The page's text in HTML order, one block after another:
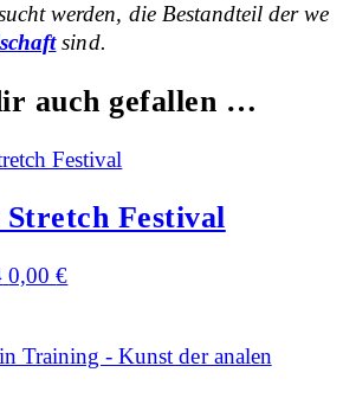
werden, die Bestandteil der we
sind.
auch gefallen …
Stretch Festival
0,00€